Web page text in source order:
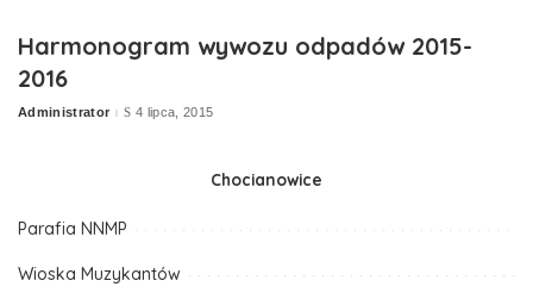
Harmonogram wywozu odpadów 2015-
2016
Posted
Administrator 4 lipca, 2015
Chocianowice
Parafia NNMP
Wioska Muzykantów